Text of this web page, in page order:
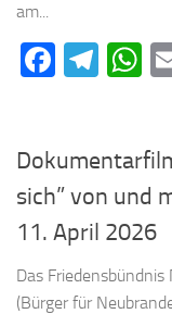
am...
sich” von und
11. April 2026
Das
(Bürger für